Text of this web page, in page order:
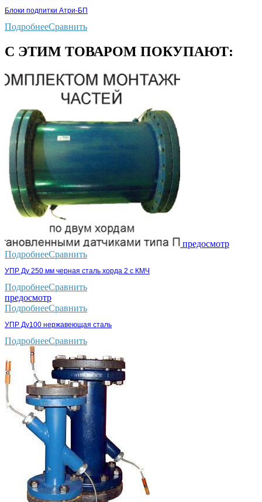
Блоки подпитки Атри-БП
ПодробнееСравнить
С ЭТИМ ТОВАРОМ ПОКУПАЮТ:
предосмотр
ПодробнееСравнить
УПР Ду 250 мм черная сталь хорда 2 с КМЧ
ПодробнееСравнить
предосмотр
ПодробнееСравнить
УПР Ду100 нержавеющая сталь
ПодробнееСравнить